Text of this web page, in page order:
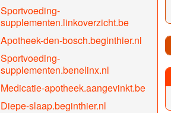
Sportvoeding-
supplementen.linkoverzicht.be
Apotheek-den-bosch.beginthier.nl
Sportvoeding-
supplementen.benelinx.nl
Medicatie-apotheek.aangevinkt.be
Diepe-slaap.beginthier.nl